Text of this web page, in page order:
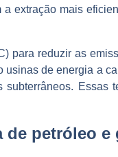
extração mais
para reduzir as
de energia a
Essas
de petróleo e